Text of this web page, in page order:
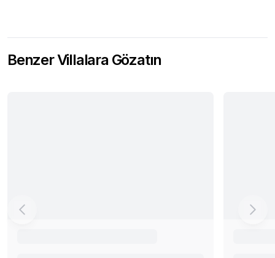
Benzer Villalara Gözatın